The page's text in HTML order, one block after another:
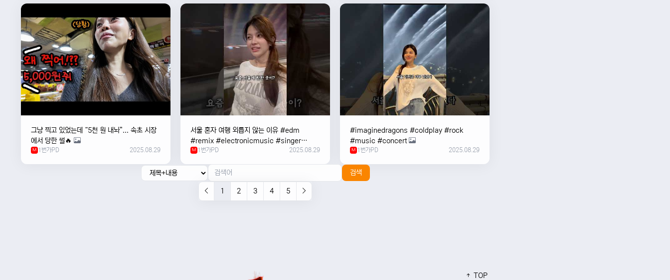
그냥 찍고 있었는데 “5천 원 내놔”... 속초 시장
에서 당한 썰🔥
M 1번가PD 2025.08.29
서울 혼자 여행 외릅지 않는 이유 #edm
#remix #electronicmusic #singer
#newmusic #music #여행 #trending
M 1번가PD 2025.08.29
#imaginedragons #coldplay #rock
#music #concert
M 1번가PD 2025.08.29
검색
1 2 3 4 5
TOP